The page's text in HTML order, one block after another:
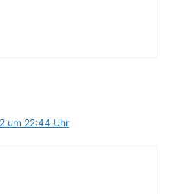
um 22:44 Uhr